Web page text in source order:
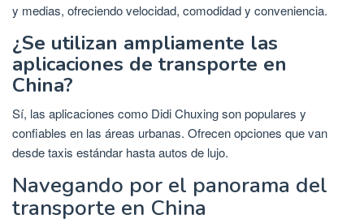
y medias, ofreciendo velocidad, comodidad y conveniencia.
¿Se utilizan ampliamente las
aplicaciones de transporte en
China?
Sí, las aplicaciones como Didi Chuxing son populares y
confiables en las áreas urbanas. Ofrecen opciones que van
desde taxis estándar hasta autos de lujo.
Navegando por el panorama del
transporte en China